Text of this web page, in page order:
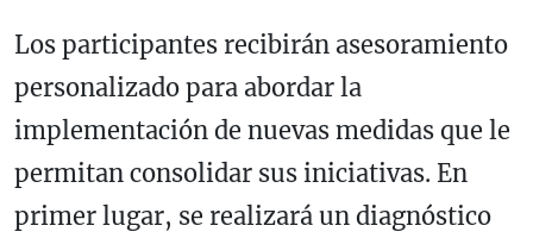
Los participantes recibirán asesoramiento
personalizado para abordar la
implementación de nuevas medidas que le
permitan consolidar sus iniciativas. En
primer lugar, se realizará un diagnóstico